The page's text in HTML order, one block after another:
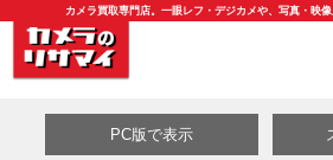
カメラ買取専門店。一眼レフ・デジカメや、写真・映
PC版で表示